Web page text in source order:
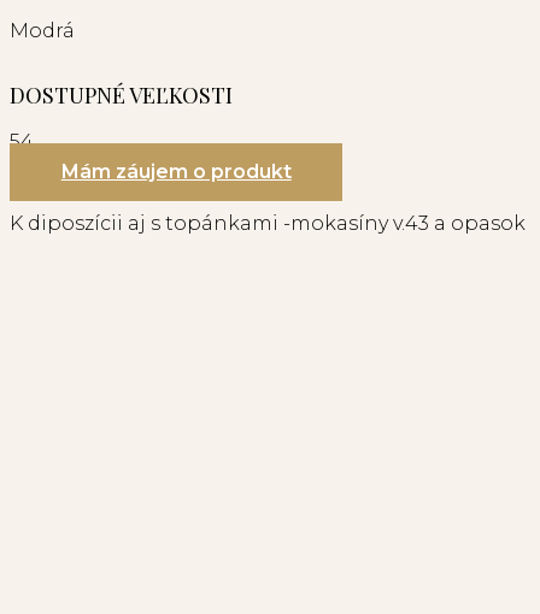
Modrá
DOSTUPNÉ VEĽKOSTI
54
Mám záujem o produkt
K diposzícii aj s topánkami -mokasíny v.43 a opasok